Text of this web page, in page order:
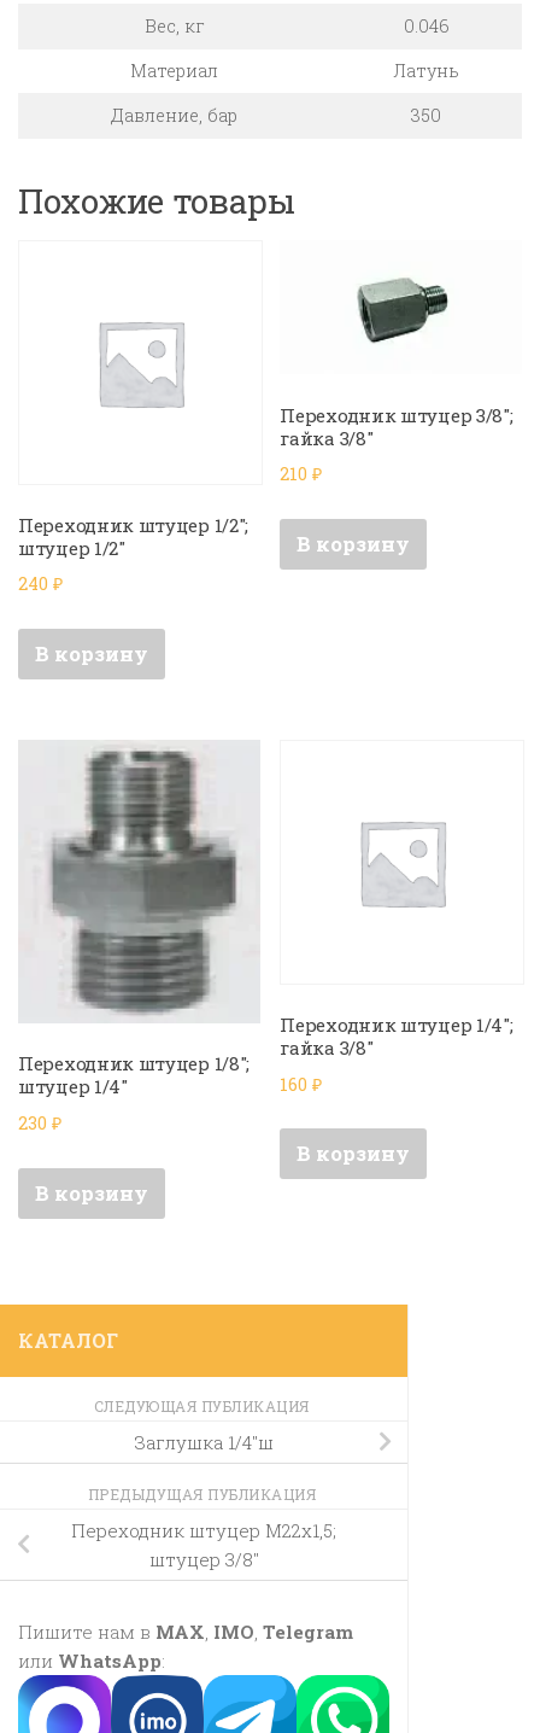
Вес, кг
0.046
Материал
Латунь
Давление, бар
350
Похожие товары
Переходник штуцер 1/2″;
штуцер 1/2″
240 ₽
В корзину
Переходник штуцер 3/8″;
гайка 3/8″
210₽
В корзину
Переходник штуцер 1/8″;
штуцер 1/4″
230 ₽
В корзину
Переходник штуцер 1/4″;
гайка 3/8″
160₽
В корзину
КАТАЛОГ
СЛЕДУЮЩАЯ ПУБЛИКАЦИЯ
Заглушка 1/4″ш
ПРЕДЫДУЩАЯ ПУБЛИКАЦИЯ
Переходник штуцер М22х1,5;
штуцер 3/8″
Пишите нам в MAX IMO Telegram
или WhatsApp: